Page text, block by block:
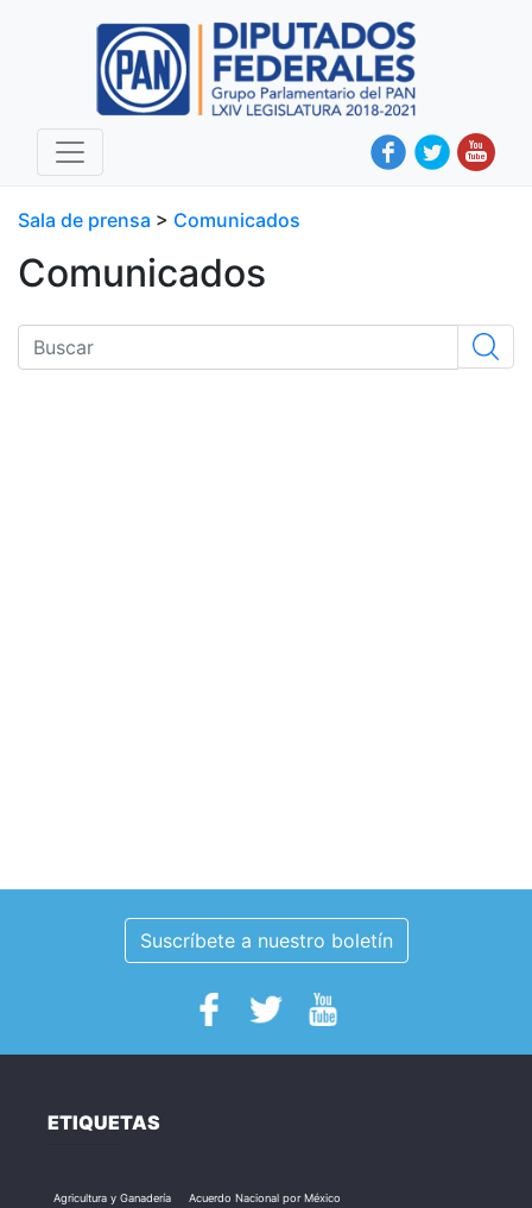
Sala de prensa > Comunicados
Comunicados
Suscríbete a nuestro boletín
ETIQUETAS
Agricultura y Ganadería Acuerdo Nacional por México